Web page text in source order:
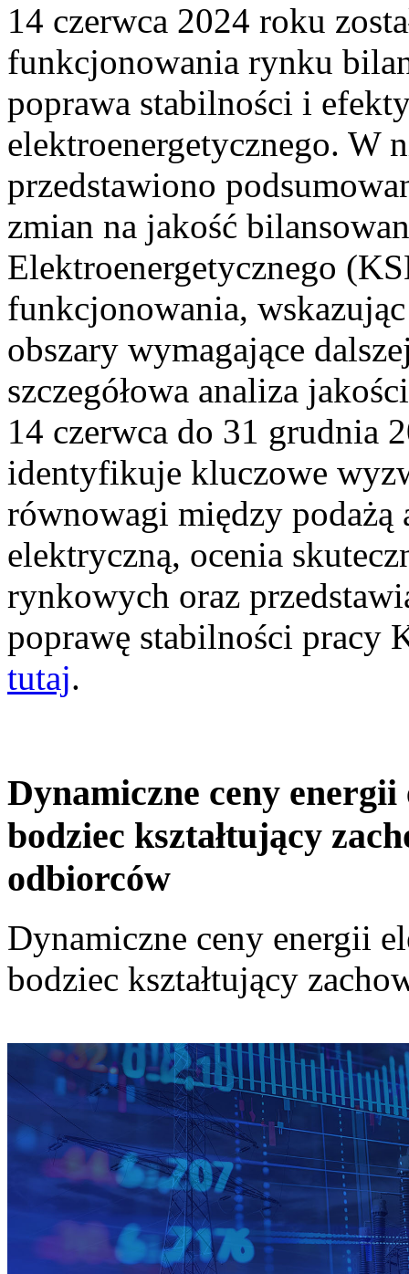
14 czerwca 2024 roku
funkcjonowania rynku
poprawa stabilności i
elektroenergetycznego. W
przedstawiono
zmian na jakość
Elektroenergetycznego
funkcjonowania,
obszary wymagające
szczegółowa analiza
14 czerwca do 31 grudnia
identyfikuje kluczowe
równowagi między podażą
elektryczną, ocenia
rynkowych oraz
poprawę stabilności pracy
tutaj.
Dynamiczne ceny
bodziec kształtujący
odbiorców
Dynamiczne ceny energii
bodziec kształtujący